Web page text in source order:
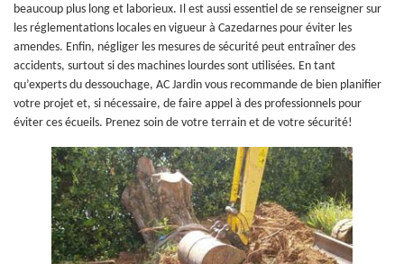
beaucoup plus long et laborieux. Il est aussi essentiel de se renseigner sur
les réglementations locales en vigueur à Cazedarnes pour éviter les
amendes. Enfin, négliger les mesures de sécurité peut entraîner des
accidents, surtout si des machines lourdes sont utilisées. En tant
qu’experts du dessouchage, AC Jardin vous recommande de bien planifier
votre projet et, si nécessaire, de faire appel à des professionnels pour
éviter ces écueils. Prenez soin de votre terrain et de votre sécurité!